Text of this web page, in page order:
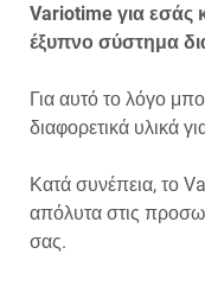
Variotime για εσάς
έξυπνο σύστημα
Για αυτό το λόγο
διαφορετικά υλικά
Κατά συνέπεια, το
απόλυτα στις
σας.